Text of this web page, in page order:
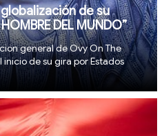
de su
DEL MUNDO”
general de Ovy On The
de su gira por Estados